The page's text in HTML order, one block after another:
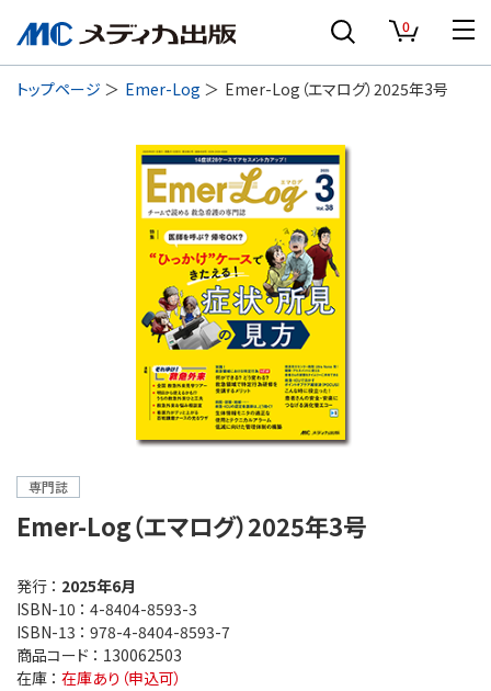
0
トップページ Emer-Log Emer-Log（エマログ）2025年3号
専門誌
Emer-Log（エマログ）2025年3号
発行 ： 2025年6月
ISBN-10 ： 4-8404-8593-3
ISBN-13 ： 978-4-8404-8593-7
商品コード ： 130062503
在庫 ： 在庫あり（申込可）